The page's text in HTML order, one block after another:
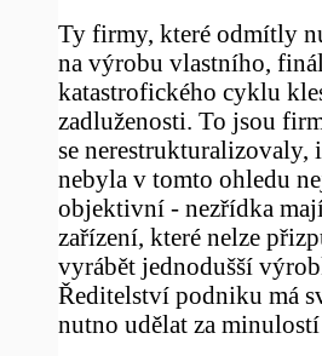
Ty firmy, které odmítly
na výrobu vlastního,
katastrofického cyklu
zadluženosti. To jsou
se nerestrukturalizovaly,
nebyla v tomto ohledu
objektivní - nezřídka
zařízení, které nelze
vyrábět jednodušší
Ředitelství podniku má
nutno udělat za